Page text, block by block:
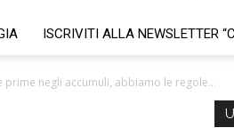
ISCRIVITI ALLA NEWSLETTER
negli accumuli, abbiamo le regole...